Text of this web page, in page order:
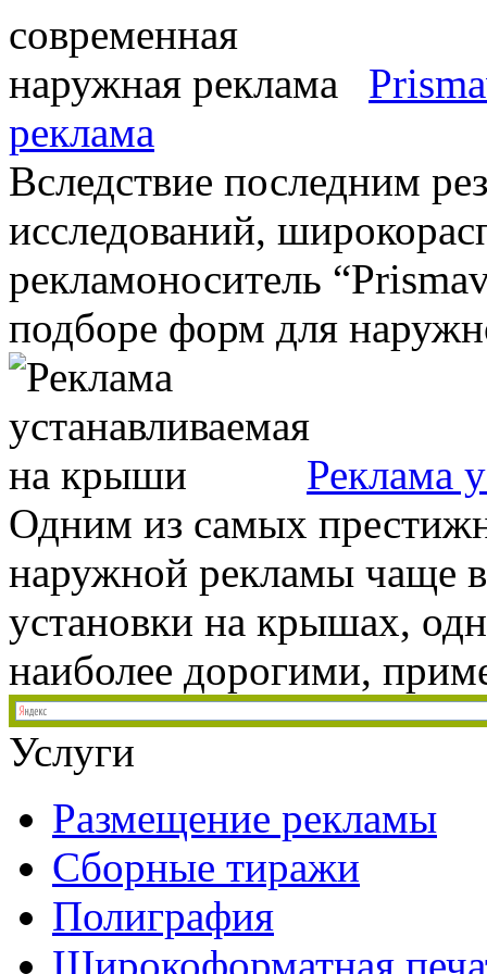
реклама
Вследствие последним
исследований,
рекламоноситель
подборе форм для
Реклама
Одним из самых
наружной рекламы чаще
установки на крышах,
наиболее дорогими,
Услуги
Размещение рекламы
Сборные тиражи
Полиграфия
Широкоформатная